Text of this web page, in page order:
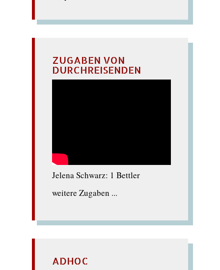
ZUGABEN VON
DURCHREISENDEN
Jelena Schwarz: 1 Bettler
weitere Zugaben ...
ADHOC